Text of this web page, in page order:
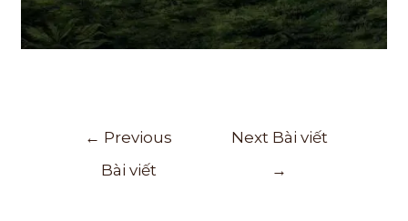
← Previous
Bài viết
Next Bài viết
→